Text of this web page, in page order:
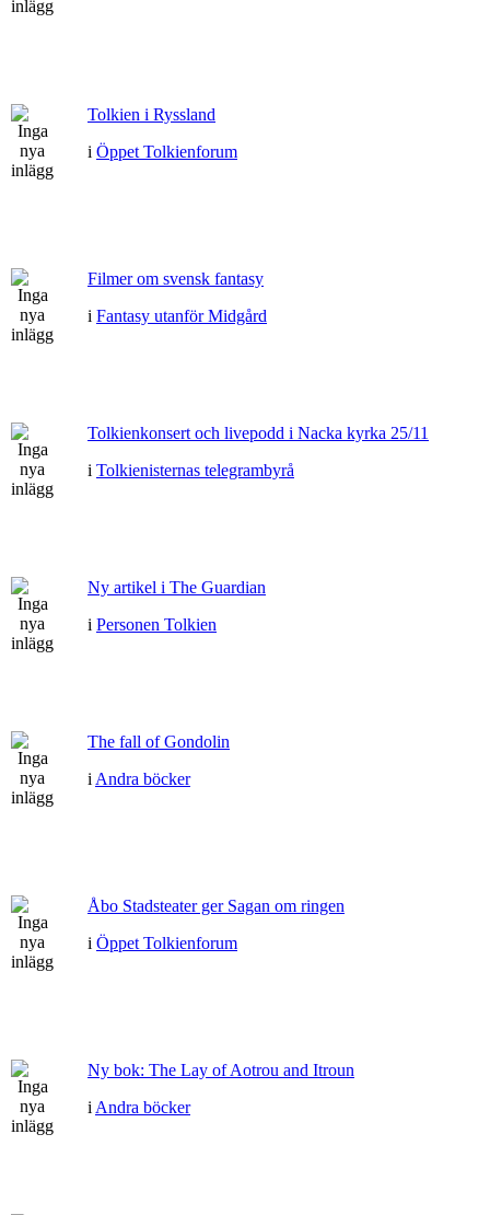
Tolkien i Ryssland
i Öppet Tolkienforum
Filmer om svensk fantasy
i Fantasy utanför Midgård
Tolkienkonsert och livepodd i Nacka kyrka 25/11
i Tolkienisternas telegrambyrå
Ny artikel i The Guardian
i Personen Tolkien
The fall of Gondolin
i Andra böcker
Åbo Stadsteater ger Sagan om ringen
i Öppet Tolkienforum
Ny bok: The Lay of Aotrou and Itroun
i Andra böcker